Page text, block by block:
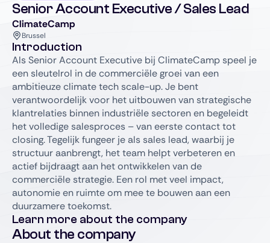
Senior Account Executive / Sales Lead
ClimateCamp
Brussel
Introduction
Als Senior Account Executive bij ClimateCamp speel je
een sleutelrol in de commerciële groei van een
ambitieuze climate tech scale-up. Je bent
verantwoordelijk voor het uitbouwen van strategische
klantrelaties binnen industriële sectoren en begeleidt
het volledige salesproces – van eerste contact tot
closing. Tegelijk fungeer je als sales lead, waarbij je
structuur aanbrengt, het team helpt verbeteren en
actief bijdraagt aan het ontwikkelen van de
commerciële strategie. Een rol met veel impact,
autonomie en ruimte om mee te bouwen aan een
duurzamere toekomst.
Learn more about the company
About the company